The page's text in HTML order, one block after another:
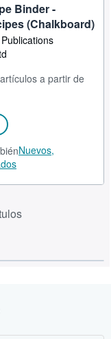
Binder -
(Chalkboard)
a partir de
Nuevos,